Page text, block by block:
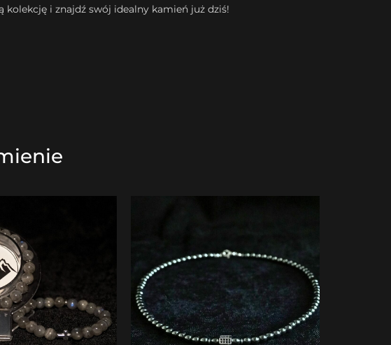
kolekcję i znajdź swój idealny kamień już dziś!